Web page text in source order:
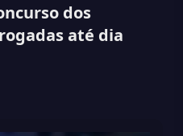
dos
até dia